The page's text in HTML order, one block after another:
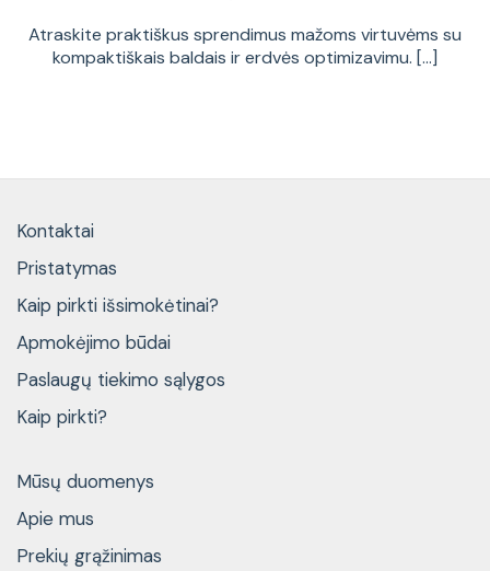
Atraskite praktiškus sprendimus mažoms virtuvėms su
kompaktiškais baldais ir erdvės optimizavimu. [...]
Kontaktai
Pristatymas
Kaip pirkti išsimokėtinai?
Apmokėjimo būdai
Paslaugų tiekimo sąlygos
Kaip pirkti?
Mūsų duomenys
Apie mus
Prekių grąžinimas